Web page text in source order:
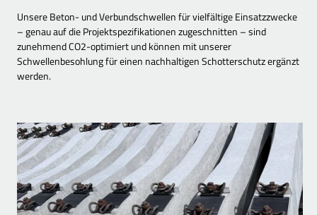
Unsere Beton- und Verbundschwellen für vielfältige Einsatzzwecke
– genau auf die Projektspezifikationen zugeschnitten – sind
zunehmend CO2-optimiert und können mit unserer
Schwellenbesohlung für einen nachhaltigen Schotterschutz ergänzt
werden.